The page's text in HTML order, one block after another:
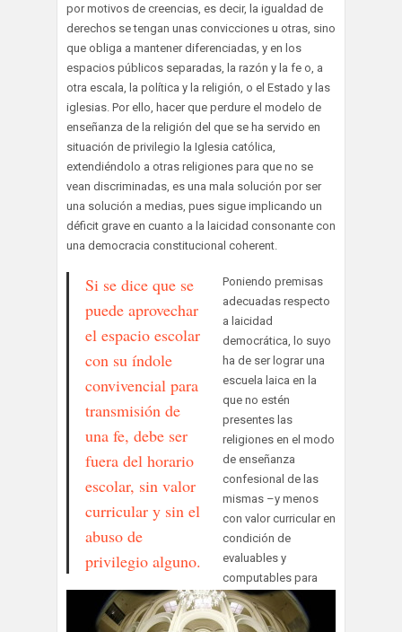
por motivos de creencias, es decir, la igualdad de
derechos se tengan unas convicciones u otras, sino
que obliga a mantener diferenciadas, y en los
espacios públicos separadas, la razón y la fe o, a
otra escala, la política y la religión, o el Estado y las
iglesias. Por ello, hacer que perdure el modelo de
enseñanza de la religión del que se ha servido en
situación de privilegio la Iglesia católica,
extendiéndolo a otras religiones para que no se
vean discriminadas, es una mala solución por ser
una solución a medias, pues sigue implicando un
déficit grave en cuanto a la laicidad consonante con
una democracia constitucional coherent.
Si se dice que se
puede aprovechar
el espacio escolar
con su índole
convivencial para
transmisión de
una fe, debe ser
fuera del horario
escolar, sin valor
curricular y sin el
abuso de
privilegio alguno.
Poniendo premisas
adecuadas respecto
a laicidad
democrática, lo suyo
ha de ser lograr una
escuela laica en la
que no estén
presentes las
religiones en el modo
de enseñanza
confesional de las
mismas –y menos
con valor curricular en
condición de
evaluables y
computables para